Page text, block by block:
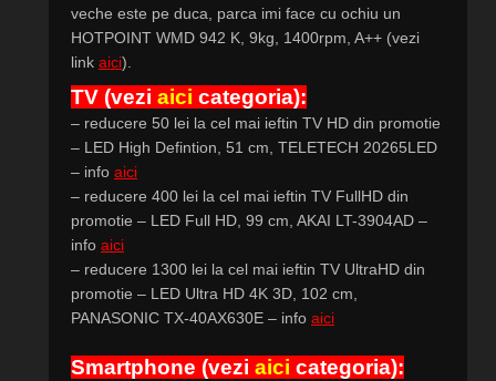
veche este pe duca, parca imi face cu ochiu un
HOTPOINT WMD 942 K, 9kg, 1400rpm, A++ (vezi
link aici).
TV (vezi aici categoria):
– reducere 50 lei la cel mai ieftin TV HD din promotie
– LED High Defintion, 51 cm, TELETECH 20265LED
– info aici
– reducere 400 lei la cel mai ieftin TV FullHD din
promotie – LED Full HD, 99 cm, AKAI LT-3904AD –
info aici
– reducere 1300 lei la cel mai ieftin TV UltraHD din
promotie – LED Ultra HD 4K 3D, 102 cm,
PANASONIC TX-40AX630E – info aici
Smartphone (vezi aici categoria):